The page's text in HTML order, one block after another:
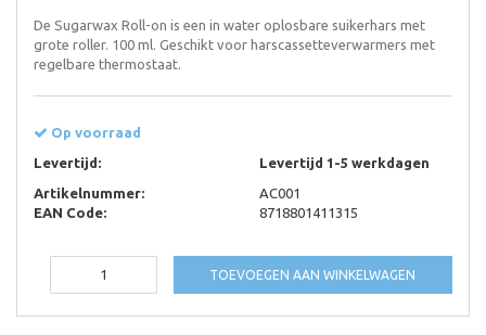
De Sugarwax Roll-on is een in water oplosbare suikerhars met
grote roller. 100 ml. Geschikt voor harscassetteverwarmers met
regelbare thermostaat.
Op voorraad
Levertijd:
Levertijd 1-5 werkdagen
Artikelnummer:
AC001
EAN Code:
8718801411315
TOEVOEGEN AAN WINKELWAGEN